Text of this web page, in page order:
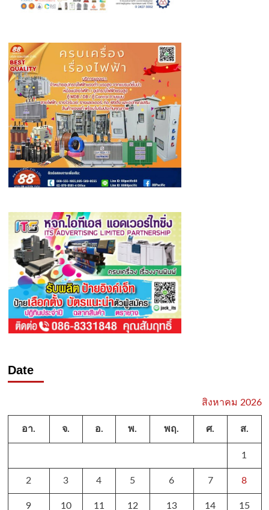
Date
สิงหาคม 2026
อา. จ. อ. พ. พฤ. ศ. ส.
1
2 3 4 5 6 7 8
9 10 11 12 13 14 15